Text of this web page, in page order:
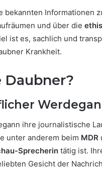
Informationen
und über die
ist es, sachlich und
Krankheit.
Daubner?
ihre journalistische
unter anderem beim MDR
Sprecherin tätig ist.
Gesicht der